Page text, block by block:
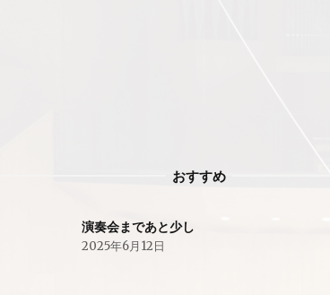
おすすめ
演奏会まであと少し
2025年6月12日